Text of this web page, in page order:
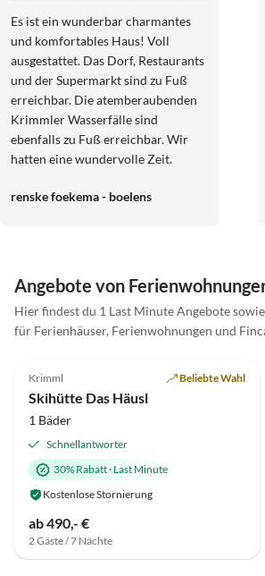
Es ist ein wunderbar charmantes
und komfortables Haus! Voll
ausgestattet. Das Dorf, Restaurants
und der Supermarkt sind zu Fuß
erreichbar. Die atemberaubenden
Krimmler Wasserfälle sind
ebenfalls zu Fuß erreichbar. Wir
hatten eine wundervolle Zeit.
renske foekema - boelens
Angebote von
Hier findest du 1 Last Minute Angebote
für Ferienhäuser, Ferienwohnungen und
Krimml Beliebte Wahl
Skihütte Das Häusl
1 Bäder
Schnellantworter
30% Rabatt· Last Minute
Kostenlose Stornierung
ab 490,- €
2 Gäste / 7 Nächte